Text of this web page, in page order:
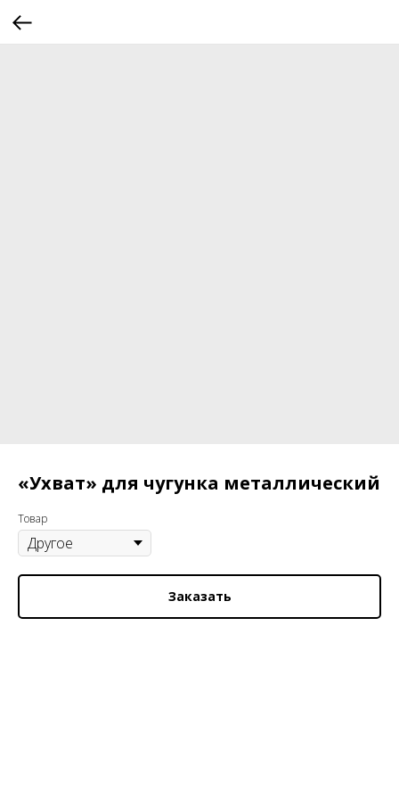
«Ухват» для чугунка металлический
Товар
Заказать